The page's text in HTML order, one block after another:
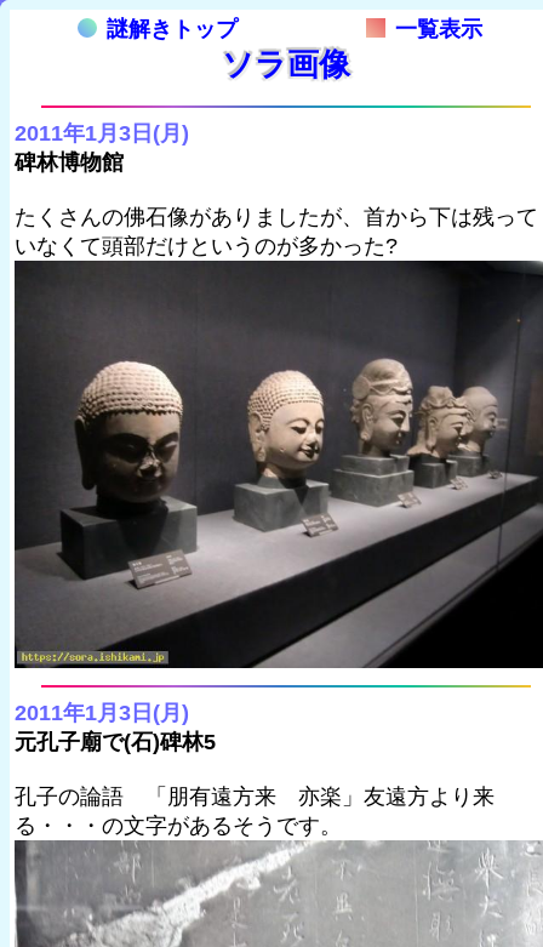
謎解きトップ 一覧表示
ソラ画像
2011年1月3日(月)
碑林博物館
たくさんの佛石像がありましたが、首から下は残って
いなくて頭部だけというのが多かった?
2011年1月3日(月)
元孔子廟で(石)碑林5
孔子の論語 「朋有遠方来 亦楽」友遠方より来
る・・・の文字があるそうです。